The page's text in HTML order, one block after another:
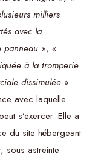
milliers
avec la
panneau », «
à la tromperie
dissimulée»
avec laquelle
s’exercer. Elle a
du site hébergeant
sous astreinte.